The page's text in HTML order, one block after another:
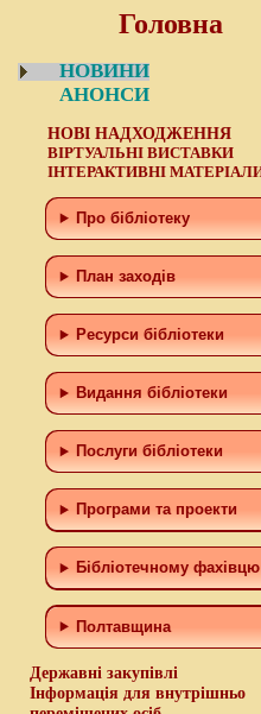
Головна
НОВИНИ
АНОНСИ
НОВІ НАДХОДЖЕННЯ
ВІРТУАЛЬНІ ВИСТАВКИ
ІНТЕРАКТИВНІ
Про бібліотеку
План заходів
Ресурси бібліотеки
Видання бібліотеки
Послуги бібліотеки
Програми та проекти
Бiблiотечному фахiвцю
Полтавщина
Державні закупівлі
Інформація для внутрішньо